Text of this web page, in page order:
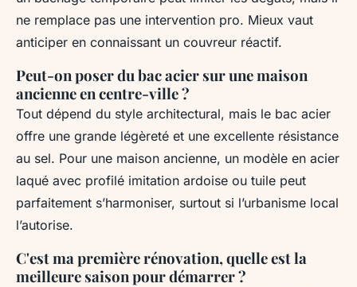
ne remplace pas une intervention pro. Mieux vaut
anticiper en connaissant un couvreur réactif.
Peut-on poser du bac acier sur une maison
ancienne en centre-ville ?
Tout dépend du style architectural, mais le bac acier
offre une grande légèreté et une excellente résistance
au sel. Pour une maison ancienne, un modèle en acier
laqué avec profilé imitation ardoise ou tuile peut
parfaitement s’harmoniser, surtout si l’urbanisme local
l’autorise.
C'est ma première rénovation, quelle est la
meilleure saison pour démarrer ?